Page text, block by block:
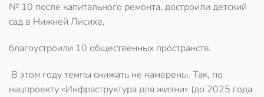
№ 10 после капитального ремонта, достроили детский
сад в Нижней Лисихе,
благоустроили 10 общественных пространств.
В этом году темпы снижать не намерены. Так, по
нацпроекту «Инфраструктура для жизни» (до 2025 года